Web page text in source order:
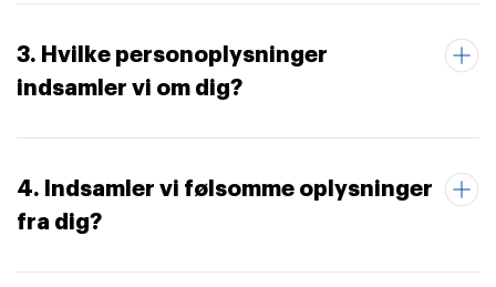
3. Hvilke personoplysninger
indsamler vi om dig?
4. Indsamler vi følsomme oplysninger
fra dig?